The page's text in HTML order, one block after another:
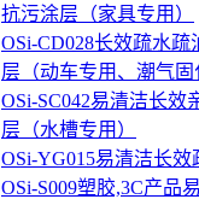
抗污涂层（家具专用）
OSi-CD028长效疏水
层（动车专用、潮气固
OSi-SC042易清洁长效
层（水槽专用）
OSi-YG015易清洁长
OSi-S009塑胶,3C产品